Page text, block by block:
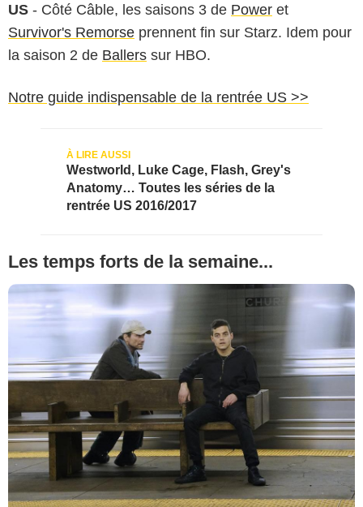
US - Côté Câble, les saisons 3 de Power et
Survivor's Remorse prennent fin sur Starz. Idem pour
la saison 2 de Ballers sur HBO.
Notre guide indispensable de la rentrée US >>
Westworld, Luke Cage, Flash, Grey's
Anatomy… Toutes les séries de la
rentrée US 2016/2017
Les temps forts de la semaine...